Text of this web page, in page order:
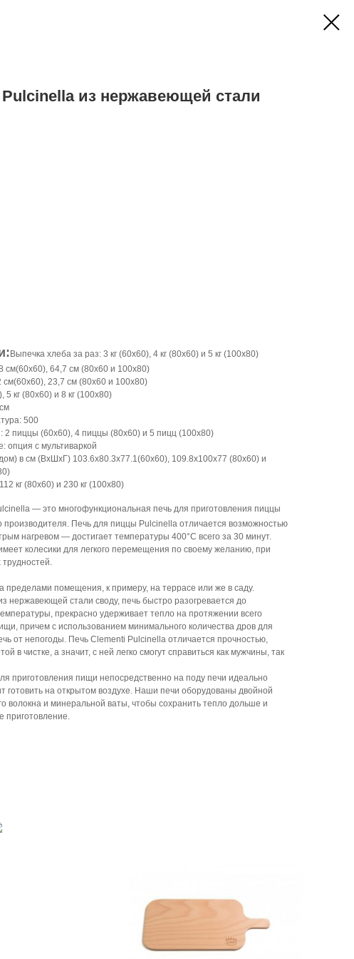
из нержавеющей стали
Выпечка хлеба за раз: 3 кг (60х60), 4 кг (80х60) и 5 кг (100х80)
см(60х60), 64,7 см (80х60 и 100х80)
см(60х60), 23,7 см (80х60 и 100х80)
5 кг (80х60) и 8 кг (100х80)
500
2 пиццы (60х60), 4 пиццы (80х60) и 5 пицц (100х80)
опция с мультиваркой
в см (ВхШхГ) 103.6х80.3х77.1(60х60), 109.8х100х77 (80х60) и
кг (80х60) и 230 кг (100х80)
— это многофункциональная печь для приготовления пиццы
производителя. Печь для пиццы Pulcinella отличается возможностью
нагревом — достигает температуры 400°C всего за 30 минут.
колесики для легкого перемещения по своему желанию, при
пределами помещения, к примеру, на террасе или же в саду.
нержавеющей стали своду, печь быстро разогревается до
прекрасно удерживает тепло на протяжении всего
причем с использованием минимального количества дров для
от непогоды. Печь Clementi Pulcinella отличается прочностью,
в чистке, а значит, с ней легко смогут справиться как мужчины, так
приготовления пищи непосредственно на поду печи идеально
готовить на открытом воздухе. Наши печи оборудованы двойной
волокна и минеральной ваты, чтобы сохранить тепло дольше и
приготовление.